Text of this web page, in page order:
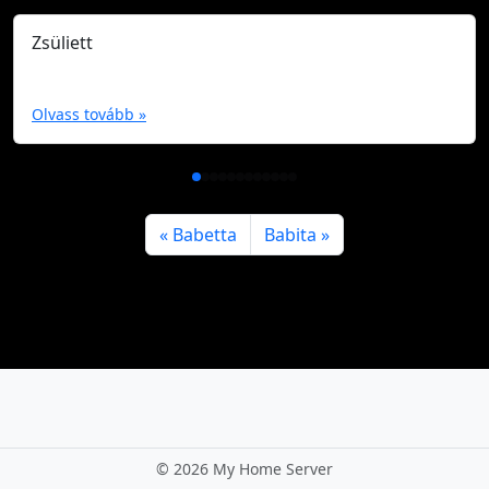
Zsüliett
Olvass tovább »
Babetta Babita
© 2026 My Home Server